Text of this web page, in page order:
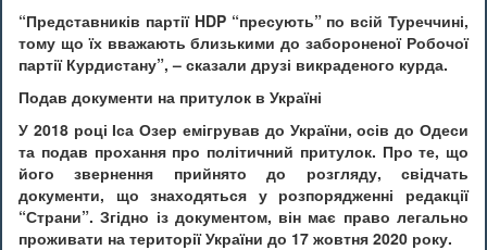
“Представників партії HDP “пресують” по всій Туреччині,
тому що їх вважають близькими до забороненої Робочої
партії Курдистану”, – сказали друзі викраденого курда.
Подав документи на притулок в Україні
У 2018 році Іса Озер емігрував до України, осів до Одеси
та подав прохання про політичний притулок. Про те, що
його звернення прийнято до розгляду, свідчать
документи, що знаходяться у розпорядженні редакції
“Страни”. Згідно із документом, він має право легально
проживати на території України до 17 жовтня 2020 року.